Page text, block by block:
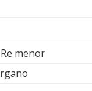
menor